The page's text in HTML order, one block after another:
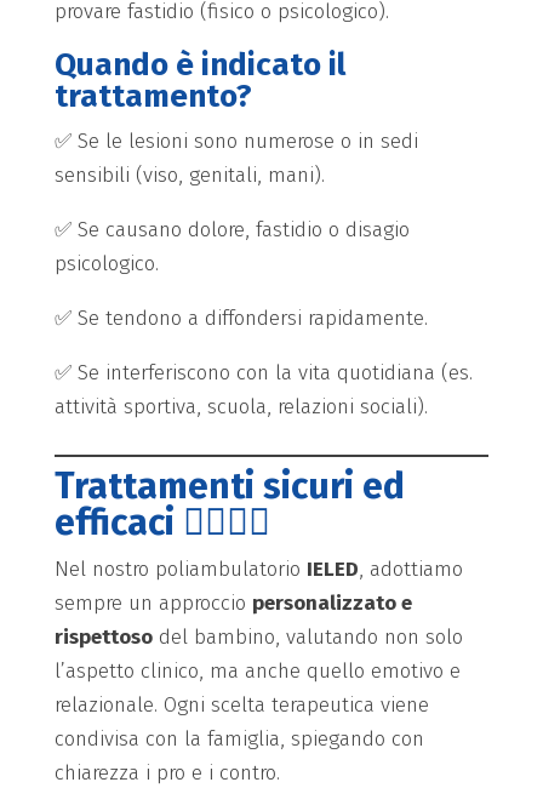
provare fastidio (fisico o psicologico).
Quando è indicato il
trattamento?
✅ Se le lesioni sono numerose o in sedi
sensibili (viso, genitali, mani).
✅ Se causano dolore, fastidio o disagio
psicologico.
✅ Se tendono a diffondersi rapidamente.
✅ Se interferiscono con la vita quotidiana (es.
attività sportiva, scuola, relazioni sociali).
Trattamenti sicuri ed
efficaci 👩‍⚕️👨‍⚕️
Nel nostro poliambulatorio IELED, adottiamo
sempre un approccio personalizzato e
rispettosodel bambino, valutando non solo
l’aspetto clinico, ma anche quello emotivo e
relazionale. Ogni scelta terapeutica viene
condivisa con la famiglia, spiegando con
chiarezza i pro e i contro.